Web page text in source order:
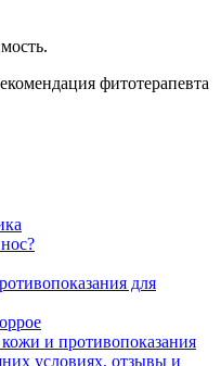
фитотерапевта
для
и противопоказания
условиях, отзывы и